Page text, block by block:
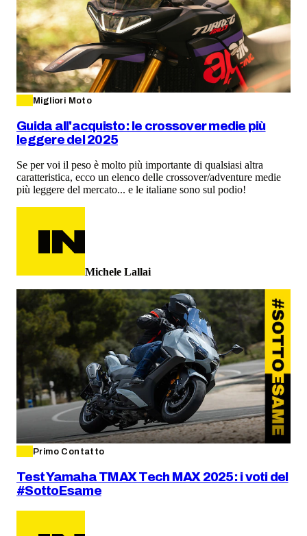
Migliori Moto
Guida all'acquisto: le crossover medie più
leggere del 2025
Se per voi il peso è molto più importante di qualsiasi altra
caratteristica, ecco un elenco delle crossover/adventure medie
più leggere del mercato... e le italiane sono sul podio!
Michele Lallai
Primo Contatto
Test Yamaha TMAX Tech MAX 2025: i voti del
#SottoEsame